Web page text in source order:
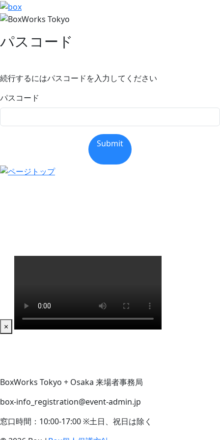
パスコード
続行するにはパスコードを入力してください
パスコード
Submit
BoxWorks Tokyo + Osaka 来場者事務局
box-info_registration@event-admin.jp
窓口時間：10:00-17:00 ※土日、祝日は除く
×